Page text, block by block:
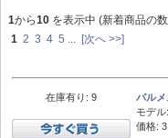
1から10 を表示中 (新着商品の
1 2 3 4 5 [次へ >>]
在庫有り: 9
バル
モデル:
価格: